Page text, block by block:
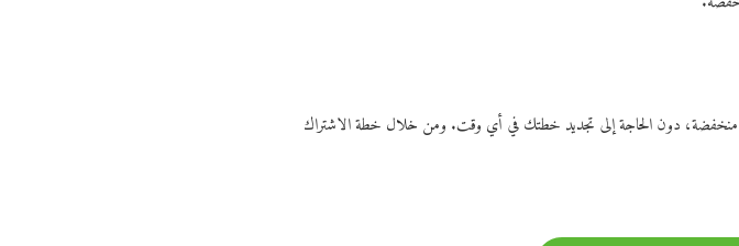
منخفضة، دون الحاجة إلى تجديد خطتك في أي وقت. ومن خلال خطة الاشتراك